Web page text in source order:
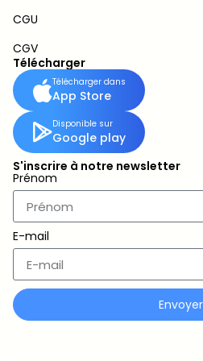
CGU
CGV
Télécharger
Télécharger dans
App Store
Disponible sur
Google play
S'inscrire à notre newsletter
Prénom
E-mail
Envoyer